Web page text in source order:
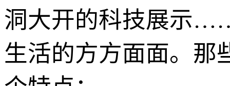
洞大开的科技展示
生活的方方面面。那